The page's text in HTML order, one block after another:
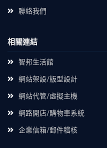
聯絡我們
相關連結
智邦生活館
網站架設/版型設計
網站代管/虛擬主機
網路開店/購物車系統
企業信箱/郵件稽核